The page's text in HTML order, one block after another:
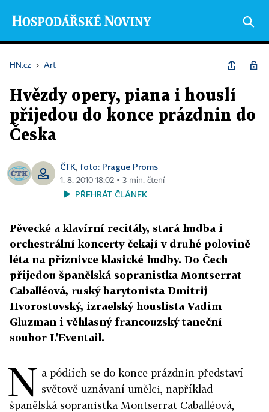
HN.cz › Art
Hvězdy opery, piana i houslí
přijedou do konce prázdnin do
Česka
ČTK, foto: Prague Proms
1. 8. 2010 18:02 ▪ 3 min. čtení
PŘEHRÁT ČLÁNEK
Pěvecké a klavírní recitály, stará hudba i
orchestrální koncerty čekají v druhé polovině
léta na příznivce klasické hudby. Do Čech
přijedou španělská sopranistka Montserrat
Caballéová, ruský barytonista Dmitrij
Hvorostovský, izraelský houslista Vadim
Gluzman i věhlasný francouzský taneční
soubor L'Eventail.
N a pódiích se do konce prázdnin představí
světově uznávaní umělci, například
španělská sopranistka Montserrat Caballéová,